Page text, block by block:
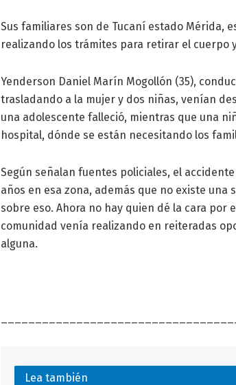
Sus familiares son de Tucaní estado Mérida,
realizando los trámites para retirar el cuerpo
Yenderson Daniel Marín Mogollón (35),
trasladando a la mujer y dos niñas, venían
una adolescente falleció, mientras que una
hospital, dónde se están necesitando los
Según señalan fuentes policiales, el
años en esa zona, además que no existe
sobre eso. Ahora no hay quien dé la cara por
comunidad venía realizando en reiteradas
alguna.
Lea también